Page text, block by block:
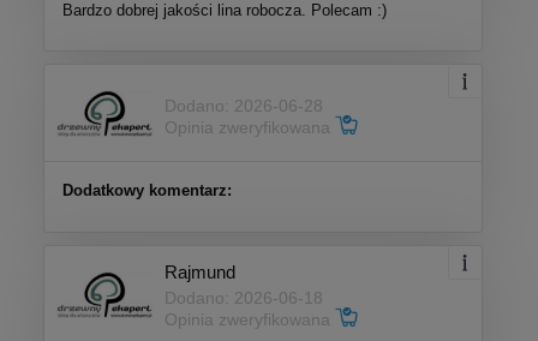
Bardzo dobrej jakości lina robocza. Polecam :)
Dodano: 2026-06-28
Opinia zweryfikowana
Dodatkowy komentarz:
Rajmund
Dodano: 2026-06-18
Opinia zweryfikowana